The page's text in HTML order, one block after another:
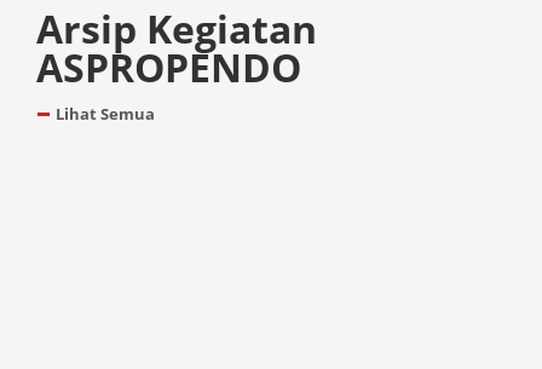
Arsip Kegiatan
ASPROPENDO
Lihat Semua